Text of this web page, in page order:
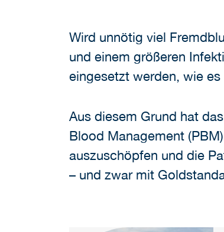
Wird unnötig viel
und einem größeren
eingesetzt werden, wie
Aus diesem Grund hat das
Blood Management
auszuschöpfen und die
– und zwar mit